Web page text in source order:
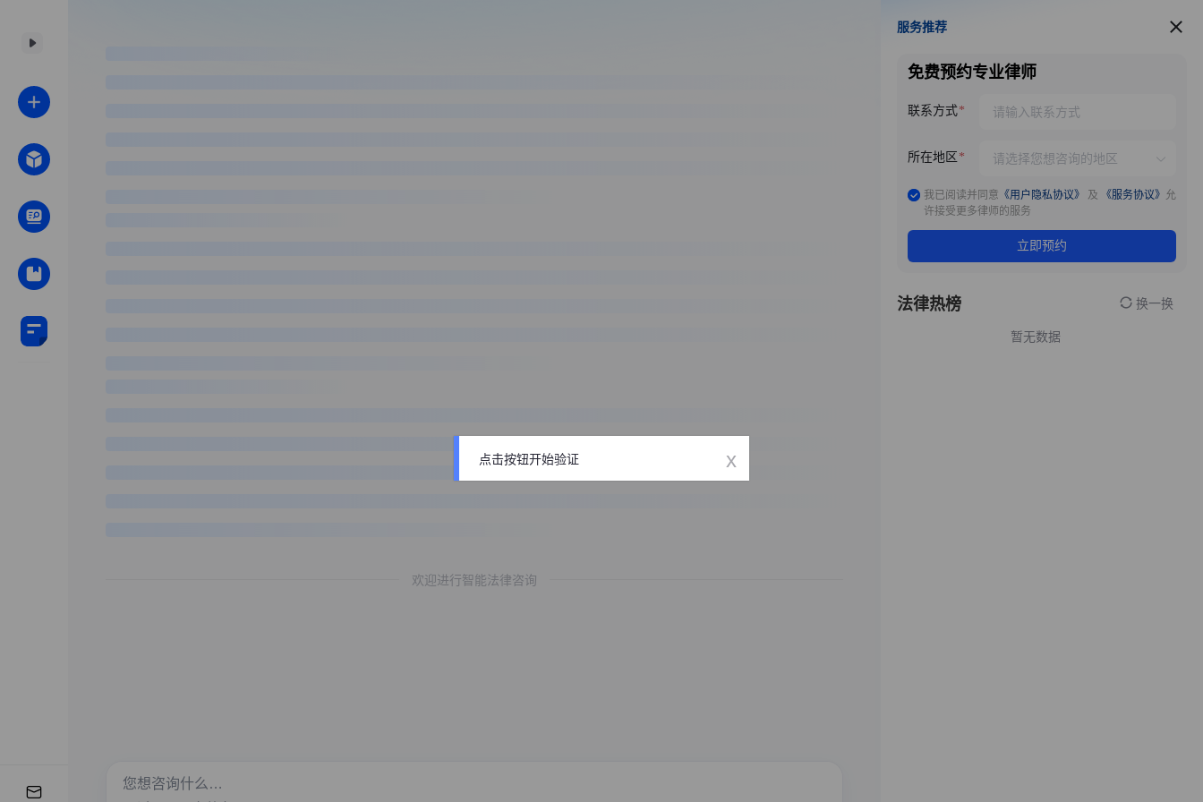
欢迎进行智能法律咨询
服务推荐
服务推荐
免费预约专业律师
联系方式
所在地区
我已阅读并同意 《用户隐私协议》 及 《服务协议》 允
许接受更多律师的服务
立即预约
法律热榜 换一换
暂无数据
点击按钮开始验证 x